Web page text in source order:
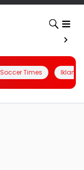
Soccer Times Iklanin